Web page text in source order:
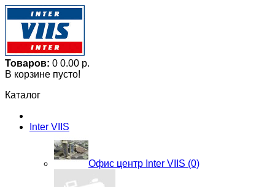
Товаров: 0 0.00 р.
В корзине пусто!
Каталог
Inter VIIS
Офис центр Inter VIIS (0)